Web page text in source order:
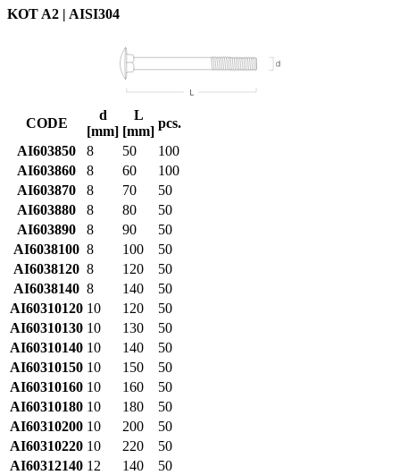
KOT A2 | AISI304
CODE
d
[mm]
L
[mm]
pcs.
AI603850
8 50
100
AI603860
8 60
100
AI603870
8 70
50
AI603880
8 80
50
AI603890
8 90
50
AI6038100 8 100
50
AI6038120 8 120
50
AI6038140 8 140
50
AI60310120 10 120
50
AI60310130 10 130
50
AI60310140 10 140
50
AI60310150 10 150
50
AI60310160 10 160
50
AI60310180 10 180
50
AI60310200 10 200
50
AI60310220 10 220
50
AI60312140 12 140
50